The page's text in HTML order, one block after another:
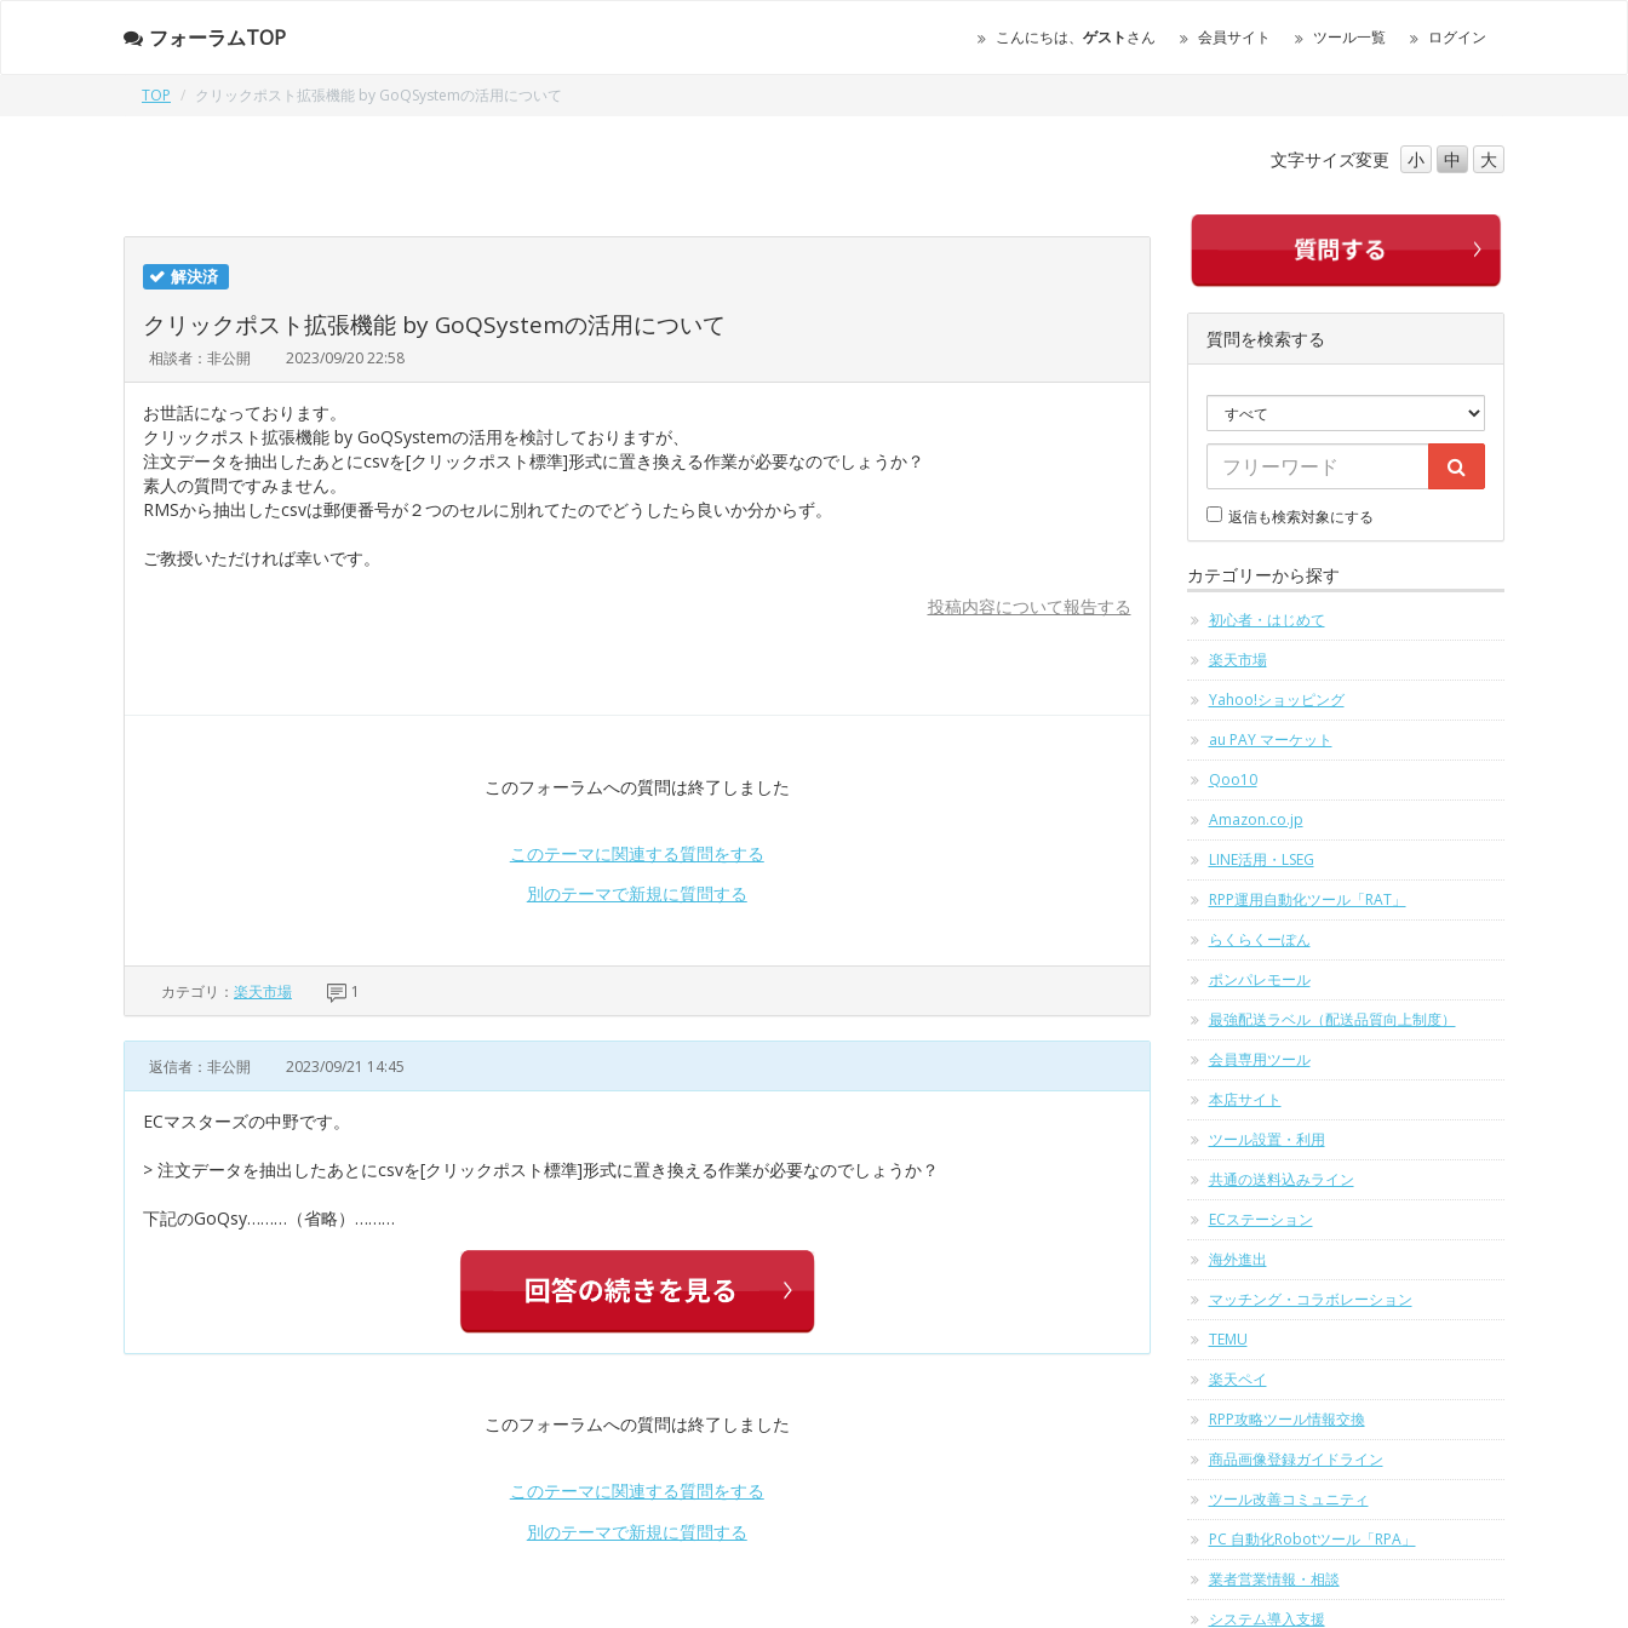
フォーラムTOP こんにちは、 ゲストさん 会員サイト ツール一覧 ログイン
TOP クリックポスト拡張機能 by GoQSystemの活用について
文字サイズ変更 小 中 大
解決済
クリックポスト拡張機能 by GoQSystemの活用について
相談者：非公開 2023/09/20 22:58
お世話になっております。
クリックポスト拡張機能 by GoQSystemの活用を検討しておりますが、
注文データを抽出したあとにcsvを[クリックポスト標準]形式に置き換える作業が必要なのでしょうか？
素人の質問ですみません。
RMSから抽出したcsvは郵便番号が２つのセルに別れてたのでどうしたら良いか分からず。
ご教授いただければ幸いです。
投稿内容について報告する
このフォーラムへの質問は終了しました
このテーマに関連する質問をする
別のテーマで新規に質問する
カテゴリ： 楽天市場 1
返信者：非公開 2023/09/21 14:45
ECマスターズの中野です。
> 注文データを抽出したあとにcsvを[クリックポスト標準]形式に置き換える作業が必要なのでしょうか？
下記のGoQsy………（省略）………
このフォーラムへの質問は終了しました
このテーマに関連する質問をする
別のテーマで新規に質問する
質問を検索する
返信も検索対象にする
カテゴリーから探す
初心者・はじめて
楽天市場
Yahoo!ショッピング
au PAY マーケット
Qoo10
Amazon.co.jp
LINE活用・LSEG
RPP運用自動化ツール「RAT」
らくらくーぽん
ポンパレモール
最強配送ラベル（配送品質向上制度）
会員専用ツール
本店サイト
ツール設置・利用
共通の送料込みライン
ECステーション
海外進出
マッチング・コラボレーション
TEMU
楽天ペイ
RPP攻略ツール情報交換
商品画像登録ガイドライン
ツール改善コミュニティ
PC 自動化Robotツール「RPA」
業者営業情報・相談
システム導入支援